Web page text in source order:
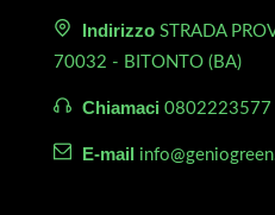
Indirizzo STRADA
70032 - BITONTO (BA)
Chiamaci 0802223577
E-mail